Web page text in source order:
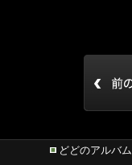
どどのアルバム